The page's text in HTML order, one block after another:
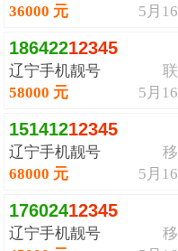
5月
36000 元
18642212345
辽宁手机靓号
5月
58000 元
15141212345
辽宁手机靓号
5月
68000 元
17602412345
辽宁手机靓号